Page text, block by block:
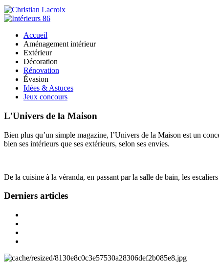
Accueil
Aménagement intérieur
Extérieur
Décoration
Rénovation
Évasion
Idées & Astuces
Jeux concours
L'Univers de la Maison
Bien plus qu’un simple magazine, l’Univers de la Maison est un
bien ses intérieurs que ses extérieurs, selon ses envies.
De la cuisine à la véranda, en passant par la salle de bain, les
Derniers articles